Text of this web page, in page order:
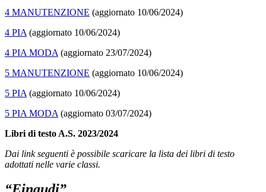
4 MANUTENZIONE (aggiornato 10/06/2024)
4 PIA (aggiornato 10/06/2024)
4 PIA MODA (aggiornato 23/07/2024)
5 MANUTENZIONE (aggiornato 10/06/2024)
5 PIA (aggiornato 10/06/2024)
5 PIA MODA (aggiornato 03/07/2024)
Libri di testo A.S. 2023/2024
Dai link seguenti è possibile scaricare la lista dei libri di testo
adottati nelle varie classi.